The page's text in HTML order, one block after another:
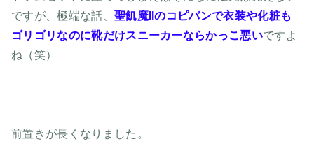
ですが、極端な話、 聖飢魔IIのコピバンで衣装や化粧も
ゴリゴリなのに靴だけスニーカーならかっこ悪いですよ
ね（笑）
前置きが長くなりました。